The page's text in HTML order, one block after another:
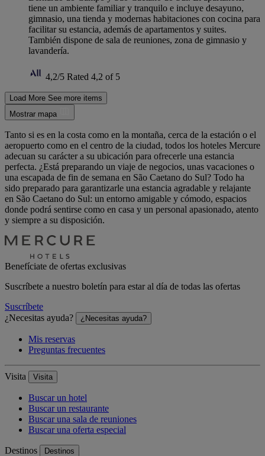
tiene un ambiente familiar y tranquilo e incluye desayuno,
gimnasio, una tienda y modernas habitaciones con cocina para
facilitar su estancia, además de apartamentos y suites.
También dispone de sala de reuniones, zona de gimnasio y
lavandería.
4,2/5 Rated 4,2 of 5
Load More See more items
Mostrar mapa
Tanto si es en la costa como en la montaña, cerca de la estación o el
aeropuerto como en el centro de la ciudad, todos los hoteles Mercure
adecuan su carácter a su ubicación para ofrecerle una estancia
perfecta. ¿Está preparando un viaje de negocios, unas vacaciones o
una escapada de fin de semana en São Caetano do Sul? Todo ha
sido preparado para garantizarle una estancia agradable y relajante
en São Caetano do Sul: un entorno amigable y cómodo, espacios
donde podrá sentirse como en casa y un personal apasionado, atento
y siempre a su disposición.
Benefíciate de ofertas exclusivas
Suscríbete a nuestro boletín para estar al día de todas las ofertas
Suscríbete
¿Necesitas ayuda?
¿Necesitas ayuda?
Mis reservas
Preguntas frecuentes
Visita Visita
Buscar un hotel
Buscar un restaurante
Buscar una sala de reuniones
Buscar una oferta especial
Destinos Destinos